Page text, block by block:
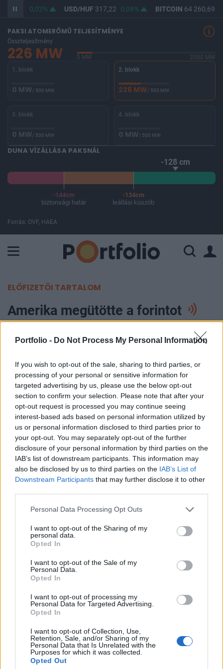
Portfolio - Do Not Process My Personal Information
If you wish to opt-out of the sale, sharing to third parties, or
processing of your personal or sensitive information for
targeted advertising by us, please use the below opt-out
section to confirm your selection. Please note that after your
opt-out request is processed you may continue seeing
interest-based ads based on personal information utilized by
us or personal information disclosed to third parties prior to
your opt-out. You may separately opt-out of the further
disclosure of your personal information by third parties on the
IAB’s list of downstream participants. This information may
also be disclosed by us to third parties on the IAB’s List of
Downstream Participants that may further disclose it to other
Personal Data Processing Opt Outs
I want to opt-out of the Sharing of my
personal data.
Opted In
I want to opt-out of the Sale of my
Personal Data.
Opted In
I want to opt-out of processing my
Personal Data for Targeted Advertising.
Opted In
I want to opt-out of Collection, Use,
Retention, Sale, and/or Sharing of my
Personal Data that Is Unrelated with the
Purposes for which it was collected.
Opted Out
365,49 0,02% USD/HUF317,22 0,08% BITCOIN64 260,69
PAKSI ATOMERŐMŰ TELJESÍTMÉNYE
Összteljesítmény
226 MW 0 MW
2000 MW
1. blokk
0 MW/ 500 MW
2. blokk
226 MW/ 500 MW
3. blokk
0 MW/ 500 MW
4. blokk
0 MW/ 500 MW
DUNA VÍZÁLLÁSA PAKSNÁL
-128 cm
-144cm
biztonsági határ
-134cm
leállási küszöb
Forrás: OVF, HAEA
ELŐFIZETŐI TARTALOM
Amerika megütötte a forintot
Szász Péter
Már meghallgatható a Portfolio Checklist keddi
adása. A műsor első részében a zuhanó forintról
lesz szó, az árfolyam már vagy két hete esik és
biztos nem tett jót neki az amerikai
vízumkorlátozásról szóló hír. Vendégünk Kaszab
Balázs, a Portfolio részvényelemzője. A második
blokkban tojáspiac lesz a téma, ugyanis a
tyúktojás olcsóbb most, mint az árstop idején.
Ennek okairól kérdezzük Pákozd Gergelyt, a
A műsor már meghallgatható a Spotify-on, az Apple
Podcasten, a Google Podcasten, a többi nagy podcast
platformon, és itt, a cikkbe ágyazott lejátszóban is:
KÖVESS MINKET Címlapkép forrása: Shutterstock
KEDVES OLVASÓNK!
A keresett cikk a portfolio.hu hírarchívumához
regisztrációhoz kötött.
Az előfizetés a következőket tartalmazza:
Portfolio.hu teljes cikkarchívum